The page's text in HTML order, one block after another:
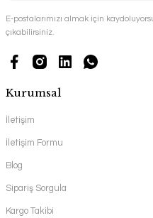
E-postalarımızı almak için
çıkabilirsiniz.
Kurumsal
İletişim
İletişim Formu
Blog
Sipariş Sorgula
Kargo Takibi